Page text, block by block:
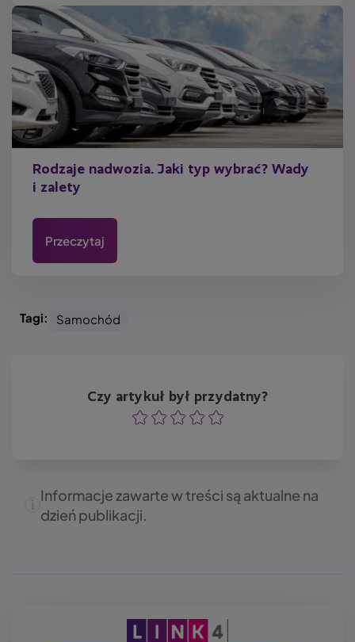
Rodzaje nadwozia. Jaki typ wybrać? Wady
i zalety
Przeczytaj
Tagi: Samochód
Czy artykuł był przydatny?
OcenaOcenaOcena
OcenaOcena
Informacje zawarte w treści są aktualne na
dzień publikacji.